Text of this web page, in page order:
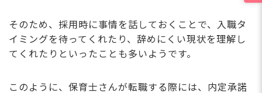
そのため、採用時に事情を話しておくことで、入職タ
イミングを待ってくれたり、辞めにくい現状を理解し
てくれたりといったことも多いようです。
このように、保育士さんが転職する際には、内定承諾